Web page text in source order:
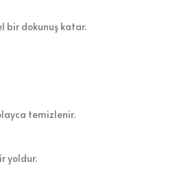
bir dokunuş katar.
temizlenir.
yoldur.